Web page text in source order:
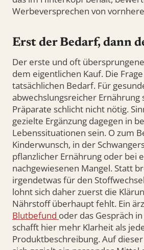
Werbeversprechen von
Erst der Bedarf, dann
Der erste und oft
dem eigentlichen Kauf. Die
tatsächlichen Bedarf. Für
abwechslungsreicher Ernährung
Präparate schlicht nicht nötig.
gezielte Ergänzung dagegen in
Lebenssituationen sein. O zum
Kinderwunsch, in der
pflanzlicher Ernährung oder bei
nachgewiesenen Mangel. Statt
irgendetwas für den
lohnt sich daher zuerst die
Nährstoff überhaupt fehlt. Ein
Blutbefund oder das Gespräch
schafft hier mehr Klarheit als
Produktbeschreibung. Auf